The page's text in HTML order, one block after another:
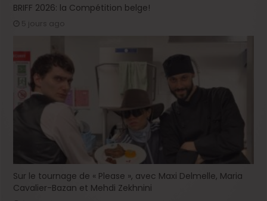
BRIFF 2026: la Compétition belge!
5 jours ago
Sur le tournage de « Please », avec Maxi Delmelle, Maria
Cavalier-Bazan et Mehdi Zekhnini